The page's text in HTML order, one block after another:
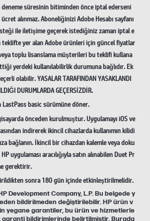
süresinin bitiminden önce iptal ederseni
alınmaz. Aboneliğinizi Adobe Hesabı sayfanı
ile iletişime geçerek istediğiniz zaman iptal e
yer alan Adobe ürünleri için güncel fiyatlar
toplu lisanslama müşterileri bu teklifi kullana
yerdeki kullanılabilirlik durumuna bağlıdır. Ek
olabilir. YASALAR TARAFINDAN YASAKLANDI
DURUMLARDA GEÇERSİZDİR.
LastPass basic sürümüne döner.
önceden kurulmuştur. Uygulamayı iOS ve
indirerek ikincil cihazlarda kullanımın kilidi
bağlanın. İkincil bir cihazdan kalemle veya doku
uygulaması aracılığıyla satın alınabilen Duet Pr
gerektirir.
sonra 180 gün içinde etkinleştirilmelidir.
Development Company, L.P. Bu belgede y
bildirilmeden değiştirilebilir. HP ürün v
yegane garantiler, bu ürün ve hizmetlerle
garanti bildirimlerinde belirtilmiştir. Burada